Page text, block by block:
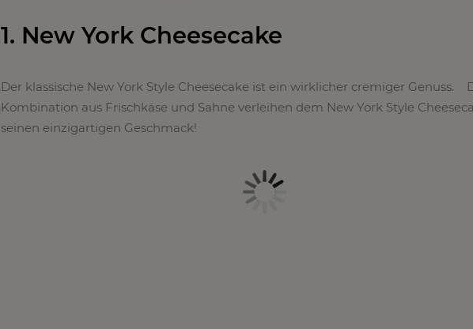
1. New York Cheesecake
Der klassische New York Style Cheesecake ist ein wirklicher cremiger Genuss.
Kombination aus Frischkäse und Sahne verleihen dem New York Style
seinen einzigartigen Geschmack!